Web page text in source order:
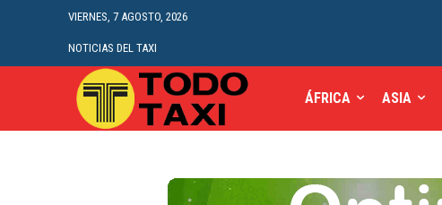
VIERNES, 7 AGOSTO, 2026
NOTICIAS DEL TAXI
ÁFRICA ASIA